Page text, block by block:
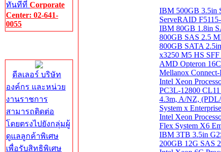
ทันทีที่ Corporate
Center: 02-641-
0055
ดีลเลอร์ บริษัท
องค์กร และหน่วย
งานราชการ
สามารถติดต่อ
โดยตรงไปยังกลุ่มผู้
ดูแลลูกค้าพิเศษ
เพื่อรับสิทธิพิเศษ
IBM 500GB 3.5in
ServeRAID
IBM 80GB 1.8in
800GB SAS 2.5
800GB SATA
x3250 M5 HS
AMD Opteron
Mellanox
Intel Xeon
PC3L-12800
4.3m, A/NZ,
System x
Intel Xeon
Flex System X6
IBM 3TB 3.5in
200GB 12G SAS